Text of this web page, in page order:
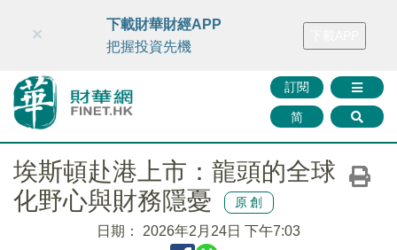
財華智庫網 FINTV FINMETA 財華證券 媒體矩陣
訂閱
简
×
下載財華財經APP
把握投資先機
埃斯頓赴港上市：龍頭的全球
化野心與財務隱憂
原創
日期： 2026年2月24日 下午7:03